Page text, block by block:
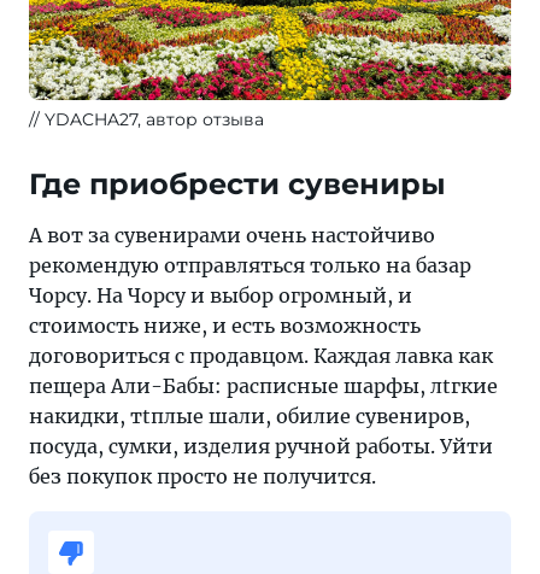
YDACHA27, автор отзыва
Где приобрести сувениры
А вот за сувенирами очень настойчиво
рекомендую отправляться только на базар
Чорсу. На Чорсу и выбор огромный, и
стоимость ниже, и есть возможность
договориться с продавцом. Каждая лавка как
пещера Али-Бабы: расписные шарфы, лtгкие
накидки, тtплые шали, обилие сувениров,
посуда, сумки, изделия ручной работы. Уйти
без покупок просто не получится.